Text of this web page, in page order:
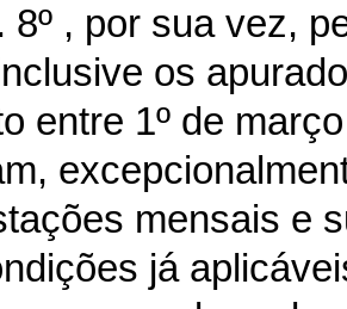
8º , por sua vez,
os
entre 1º de
mensais e
já